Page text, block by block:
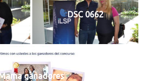
DSC 0662
ganadores